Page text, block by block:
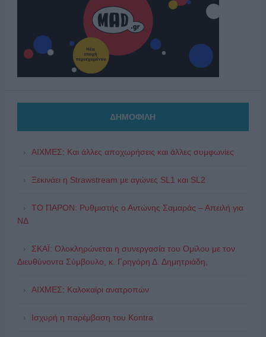
ΔΗΜΟΦΙΛΗ
ΑΙΧΜΕΣ: Και άλλες αποχωρήσεις και άλλες συμφωνίες
Ξεκινάει η Strawstream με αγώνες SL1 και SL2
ΤΟ ΠΑΡΟΝ: Ρυθμιστής ο Αντώνης Σαμαράς – Απειλή για
ΝΔ
ΣΚΑΪ: Ολοκληρώνεται η συνεργασία του Ομίλου με τον
Διευθύνοντα Σύμβουλο, κ. Γρηγόρη Δ. Δημητριάδη,
ΑΙΧΜΕΣ: Καλοκαίρι ανατροπών
Ισχυρή η παρέμβαση του Kontra